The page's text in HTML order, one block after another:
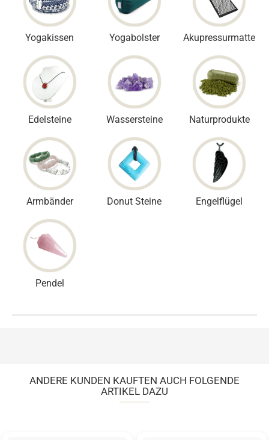
Yogakissen Yogabolster Akupressurmatte
Edelsteine Wassersteine Naturprodukte
Armbänder Donut Steine Engelflügel
Pendel
ANDERE KUNDEN KAUFTEN AUCH FOLGENDE
ARTIKEL DAZU